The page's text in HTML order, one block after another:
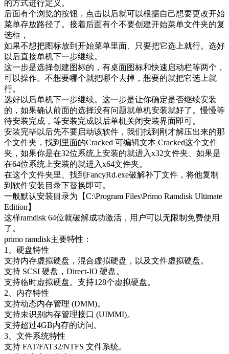
的方式进行定义。
后面有个浏览的按钮，点击以后就可以根据自己想要更改开始
菜单存放路径了。接着后面有个不要创建开始菜单文件夹的复
选框，
如果不想把图标放到开始菜单里面、只要把它选上就行。选好
以后直接单机下一步继续。
这一步是选择创建图标的，有桌面图标和快速启动栏等两个，
可以操作。不想要哪个就把哪个去掉，想要的就把它选上就
行。
选好以后单机下一步继续。这一步是让你确定是否继续安装
的，如果确认前面的选择没有问题就单机安装就好了。慢慢等
待安装完成，等安装完成以后单机关闭安装界面即可。
安装完毕以后先不要启动该软件，我们找到刚才解压出来的那
个文件夹，找到里面的Cracked 可编辑文本 Cracked这个文件
夹，如果你是在32位系统上安装的就进入x32文件夹、如果是
在64位系统上安装的就进入x64文件夹。
在这个文件夹里、找到FancyRd.exe破解补丁文件，将他复制
到软件安装目录下替换即可。
一般默认安装目录为【C:\Program Files\Primo Ramdisk Ultimate
Edition】
这样ramdisk 64位就破解成功激活，用户可以无限制免费使用
了。
primo ramdisk主要特性：
1、硬盘特性
支持内存虚拟硬盘，混合虚拟硬盘，以及文件虚拟硬盘。
支持 SCSI 硬盘，Direct-IO 硬盘。
支持临时虚拟硬盘。支持128个虚拟硬盘。
2、内存特性
支持动态内存管理 (DMM)。
支持未识别内存管理接口 (UIMMI)。
支持超过4GB内存的访问。
3、文件系统特性
支持 FAT/FAT32/NTFS 文件系统。